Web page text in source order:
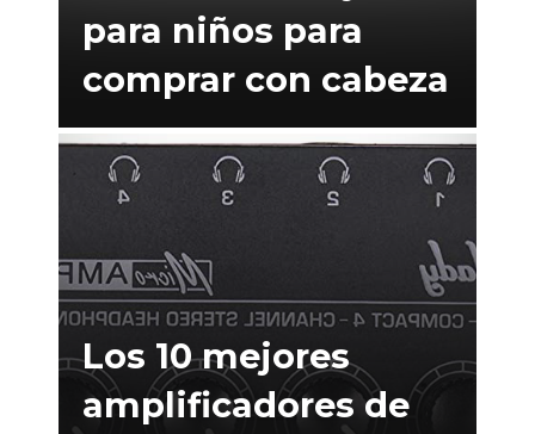
para niños para
comprar con cabeza
Los 10 mejores
amplificadores de